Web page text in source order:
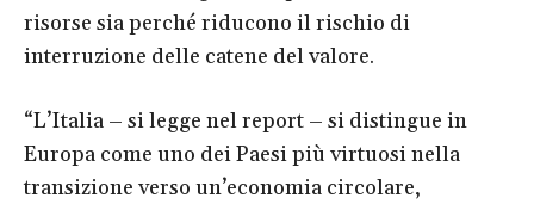
risorse sia perché riducono il rischio di
interruzione delle catene del valore.
“L’Italia – si legge nel report – si distingue in
Europa come uno dei Paesi più virtuosi nella
transizione verso un’economia circolare,